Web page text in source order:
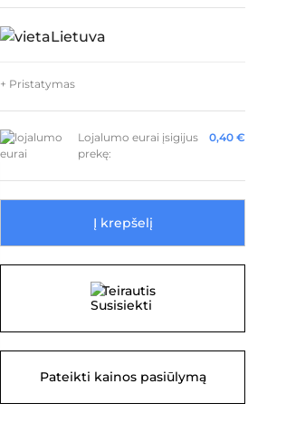
Lietuva
+ Pristatymas
Lojalumo eurai įsigijus
prekę:
0,40 €
Į krepšelį
Teirautis
Pateikti kainos pasiūlymą